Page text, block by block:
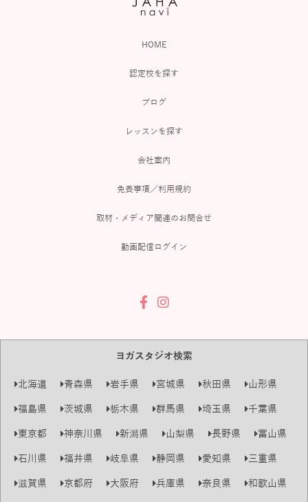
HOME
認定校を探す
ブログ
レッスンを探す
会社案内
免責事項／利用規約
取材・メディア関連のお問合せ
動画配信ログイン
ヨガスタジオ検索
北海道 青森県 岩手県 宮城県 秋田県
山形県
福島県
茨城県 栃木県 群馬県 埼玉県
千葉県
東京都
神奈川県 新潟県 山梨県 長野県
富山県
石川県
福井県 岐阜県 静岡県 愛知県
三重県
滋賀県
京都府 大阪府 兵庫県 奈良県
和歌山県